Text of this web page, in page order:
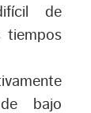
de
tiempos
bajo